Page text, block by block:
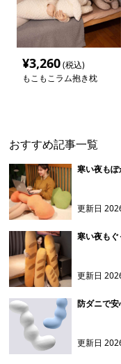
¥3,260(税込)
もこもこラム抱き枕
おすすめ記事一覧
寒い夜も
更新日
寒い夜も
更新日
防ダニで
更新日